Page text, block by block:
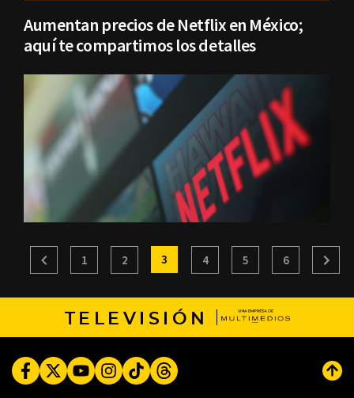
Aumentan precios de Netflix en México;
aquí te compartimos los detalles
1 2 3 4 5 6
TELEVISIÓN
FacebookTwitterYoutubeInstagram
TikTokThreads